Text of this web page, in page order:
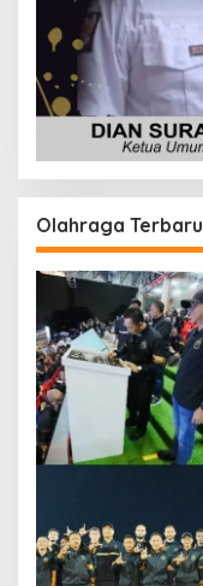
Olahraga Terbaru